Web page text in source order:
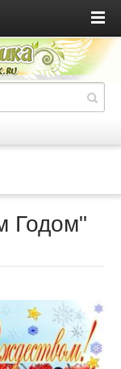
Годом"